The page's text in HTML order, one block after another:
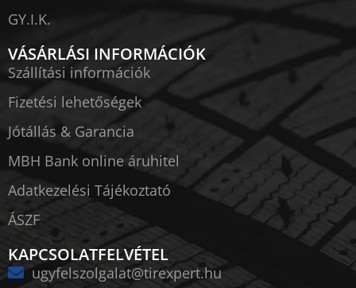
GY.I.K.
VÁSÁRLÁSI INFORMÁCIÓK
Szállítási információk
Fizetési lehetőségek
Jótállás & Garancia
MBH Bank online áruhitel
Adatkezelési Tájékoztató
ÁSZF
KAPCSOLATFELVÉTEL
ugyfelszolgalat@tirexpert.hu